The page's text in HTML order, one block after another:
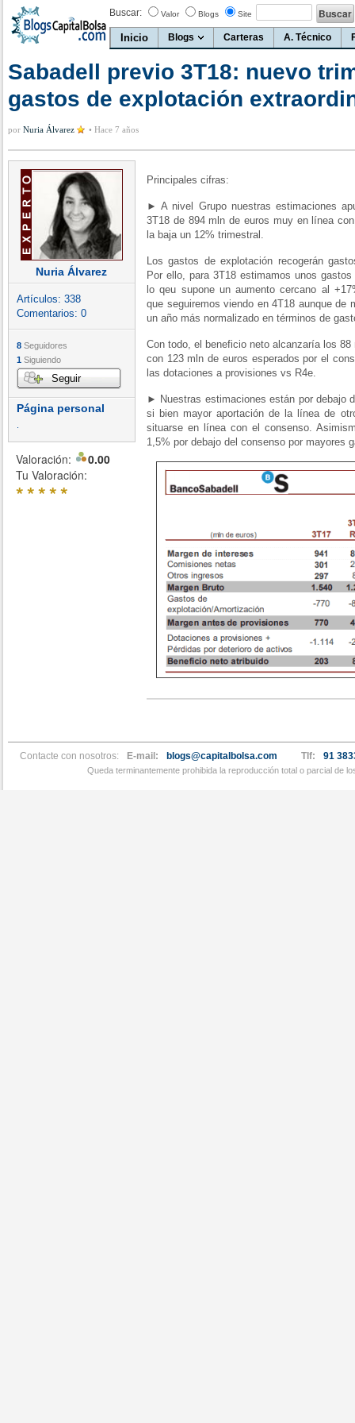
Buscar: Valor Blogs Site
Inicio Blogs Carteras A. Técnico
Sabadell previo 3T18: nuevo
gastos de explotación
por Nuria Álvarez • Hace 7 años
Nuria Álvarez
Artículos: 338
Comentarios: 0
8 Seguidores
1 Siguiendo
Seguir
Página personal
Valoración:
0.00
Tu Valoración:
*****
Principales cifras:
► A nivel Grupo nuestras estimaciones
3T18 de 894 mln de euros muy en línea
la baja un 12% trimestral.
Los gastos de explotación recogerán
Por ello, para 3T18 estimamos unos
lo qeu supone un aumento cercano al
que seguiremos viendo en 4T18 aunque de
un año más normalizado en términos de
Con todo, el beneficio neto alcanzaría los
con 123 mln de euros esperados por el
las dotaciones a provisiones vs R4e.
► Nuestras estimaciones están por debajo
si bien mayor aportación de la línea de
situarse en línea con el consenso.
1,5% por debajo del consenso por mayores
Contacte con nosotros: E-mail: blogs@capitalbolsa.com Tlf: 91
Queda terminantemente prohibida la reproducción total o parcial de